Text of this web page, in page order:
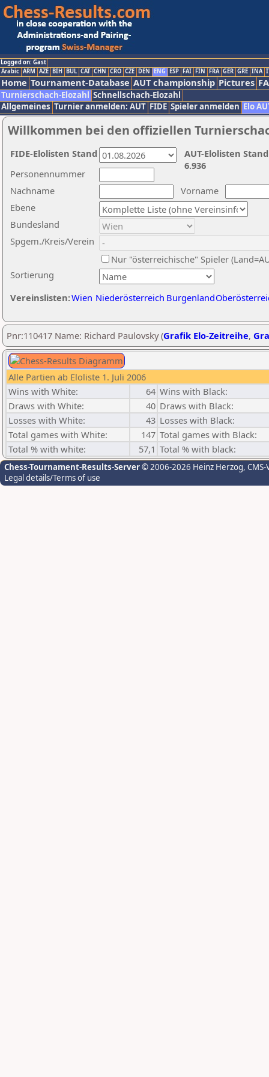
Logged on: Gast
Arabic ARM AZE BIH BUL CAT CHN CRO CZE DEN ENG ESP FAI FIN FRA GER GRE INA
Home Tournament-Database AUT championship Pictures
Turnierschach-Elozahl Schnellschach-Elozahl
Allgemeines Turnier anmelden: AUT FIDE Spieler anmelden Elo
Willkommen bei den offiziellen
Nachname
Vorname
Ebene
Sortierung
Personennummer
Bundesland
Spgem./Kreis/Verein
Nur "österreichische" Spieler
Vereinslisten:Wien Niederösterreich Burgenland
AUT-Elolisten
6.936
FIDE-Elolisten Stand
Pnr:110417 Name: Richard Paulovsky (Grafik Elo-Zeitreihe,
Alle Partien ab Eloliste 1. Juli 2006
Wins with White:
64 Wins with Black:
Draws with White:
40 Draws with Black:
Losses with White:
43 Losses with Black:
Total games with White:
147 Total games with Black:
Total % with white:
57,1 Total % with black:
Chess-Tournament-Results-Server© 2006-2026 Heinz Herzog,
Legal details/Terms of use